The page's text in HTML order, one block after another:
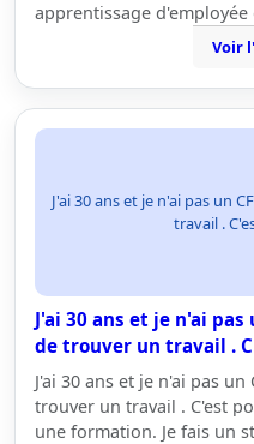
apprentissage
Voir
J'ai 30 ans et je n'ai pas un
travail .
J'ai 30 ans et je n'ai
de trouver un travail .
J'ai 30 ans et je n'ai pas un
trouver un travail . C'est
une formation. Je fais un